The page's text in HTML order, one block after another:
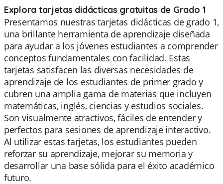
Explora tarjetas didácticas gratuitas de Grado 1
Presentamos nuestras tarjetas didácticas de grado 1,
una brillante herramienta de aprendizaje diseñada
para ayudar a los jóvenes estudiantes a comprender
conceptos fundamentales con facilidad. Estas
tarjetas satisfacen las diversas necesidades de
aprendizaje de los estudiantes de primer grado y
cubren una amplia gama de materias que incluyen
matemáticas, inglés, ciencias y estudios sociales.
Son visualmente atractivos, fáciles de entender y
perfectos para sesiones de aprendizaje interactivo.
Al utilizar estas tarjetas, los estudiantes pueden
reforzar su aprendizaje, mejorar su memoria y
desarrollar una base sólida para el éxito académico
futuro.